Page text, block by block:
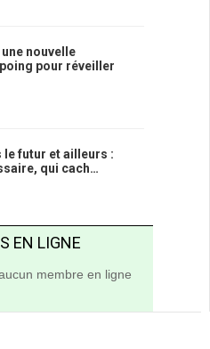
nouvelle
pour réveiller
le futur et ailleurs :
qui cach…
EN LIGNE
membre en ligne